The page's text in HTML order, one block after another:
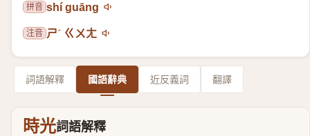
拼音 shí guāng
注音 ㄕˊ ㄍㄨㄤ
詞語解釋 國語辭典 近反義詞 翻譯
時光詞語解釋